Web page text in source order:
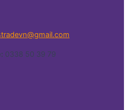
0338 50 39 79